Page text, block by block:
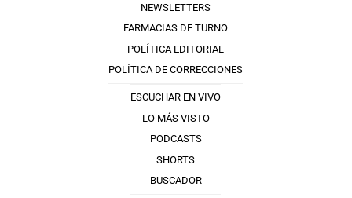
NEWSLETTERS
FARMACIAS DE TURNO
POLÍTICA EDITORIAL
POLÍTICA DE CORRECCIONES
ESCUCHAR EN VIVO
LO MÁS VISTO
PODCASTS
SHORTS
BUSCADOR